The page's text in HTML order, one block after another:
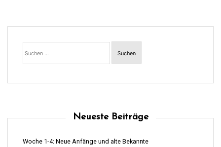
Suchen
nach:
Neueste Beiträge
Woche 1-4: Neue Anfänge und alte Bekannte